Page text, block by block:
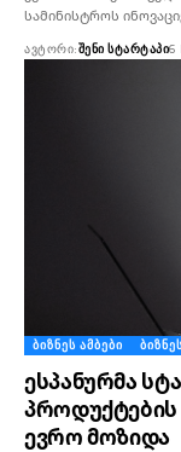
სამინისტროს
ᲐᲕᲢᲝᲠᲘ:ᲨᲔᲜᲘ ᲡᲢᲐᲠᲢᲐᲞᲘ6
ᲑᲘᲖᲜᲔᲡ ᲐᲛᲑᲔᲑᲘ
ესპანურმა
პროდუქტების
ევრო მოზიდა